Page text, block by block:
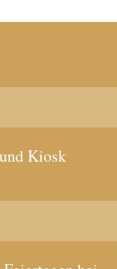
Kiosk